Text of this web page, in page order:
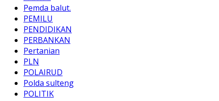
Pemda balut.
PEMILU
PENDIDIKAN
PERBANKAN
Pertanian
PLN
POLAIRUD
Polda sulteng
POLITIK